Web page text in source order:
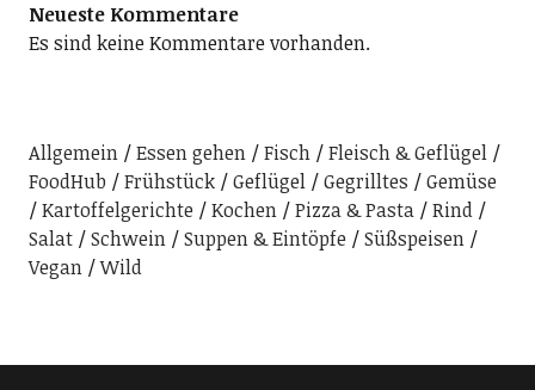
Neueste Kommentare
Es sind keine Kommentare vorhanden.
Allgemein Essen gehen Fisch
Fleisch & Geflügel
FoodHub
Frühstück Geflügel Gegrilltes
Gemüse
Kartoffelgerichte
Kochen Pizza & Pasta
Rind
Salat
Schwein Suppen & Eintöpfe
Süßspeisen
Vegan
Wild